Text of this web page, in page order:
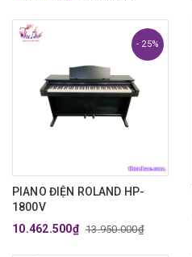
- 25%
PIANO ĐIỆN ROLAND HP-
1800V
10.462.500₫ 13.950.000₫